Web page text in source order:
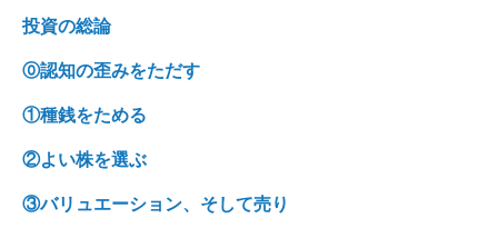
投資の総論
⓪認知の歪みをただす
①種銭をためる
②よい株を選ぶ
③バリュエーション、そして売り